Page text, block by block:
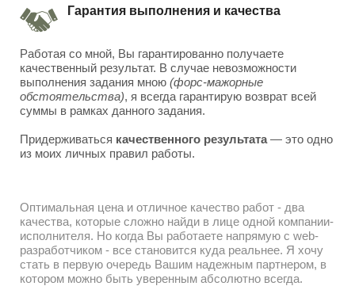
Гарантия выполнения и качества
Работая со мной, Вы гарантированно получаете
качественный результат. В случае невозможности
выполнения задания мною (форс-мажорные
обстоятельства), я всегда гарантирую возврат всей
суммы в рамках данного задания.
Придерживаться качественного результата— это одно
из моих личных правил работы.
Оптимальная цена и отличное качество работ - два
качества, которые сложно найди в лице одной компании-
исполнителя. Но когда Вы работаете напрямую с web-
разработчиком - все становится куда реальнее. Я хочу
стать в первую очередь Вашим надежным партнером, в
котором можно быть уверенным абсолютно всегда.